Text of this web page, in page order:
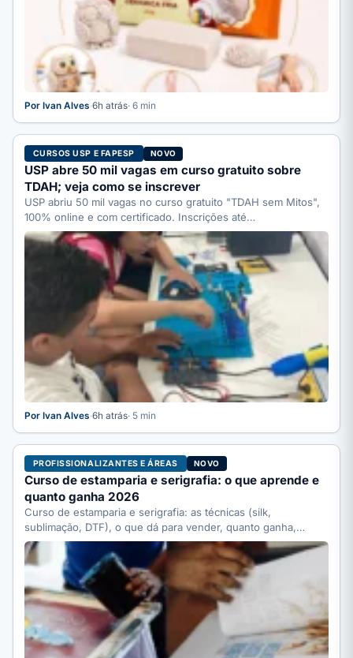
Por Ivan Alves·6h atrás· 6 min
CURSOS USP E FAPESP NOVO
USP abre 50 mil vagas em curso gratuito sobre
TDAH; veja como se inscrever
USP abriu 50 mil vagas no curso gratuito "TDAH sem Mitos",
100% online e com certificado. Inscrições até…
Por Ivan Alves·6h atrás· 5 min
PROFISSIONALIZANTES E ÁREAS NOVO
Curso de estamparia e serigrafia: o que aprende e
quanto ganha 2026
Curso de estamparia e serigrafia: as técnicas (silk,
sublimação, DTF), o que dá para vender, quanto ganha,
quanto…